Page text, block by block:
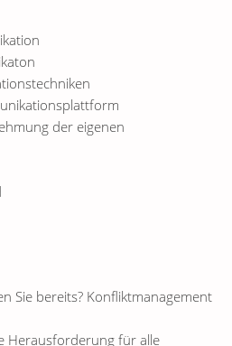
der eigenen
Sie bereits? Konfliktmanagement
Herausforderung für alle